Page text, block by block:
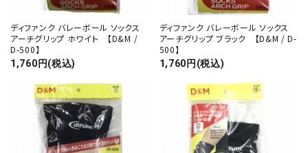
ディファンク バレーボール ソックス
アーチグリップ ホワイト 【D&M /
D-500】
1,760円(税込)
ディファンク バレーボール ソックス
アーチグリップ ブラック 【D&M / D-
500】
1,760円(税込)